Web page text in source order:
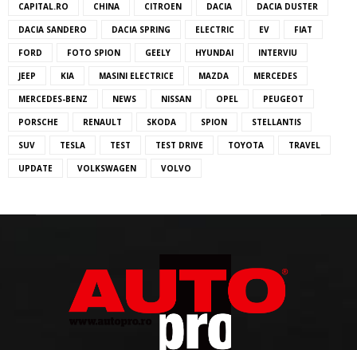
CAPITAL.RO CHINA CITROEN DACIA DACIA DUSTER
DACIA SANDERO DACIA SPRING ELECTRIC EV FIAT
FORD FOTO SPION GEELY HYUNDAI INTERVIU
JEEP KIA MASINI ELECTRICE MAZDA MERCEDES
MERCEDES-BENZ NEWS NISSAN OPEL PEUGEOT
PORSCHE RENAULT SKODA SPION STELLANTIS
SUV TESLA TEST TEST DRIVE TOYOTA TRAVEL
UPDATE VOLKSWAGEN VOLVO